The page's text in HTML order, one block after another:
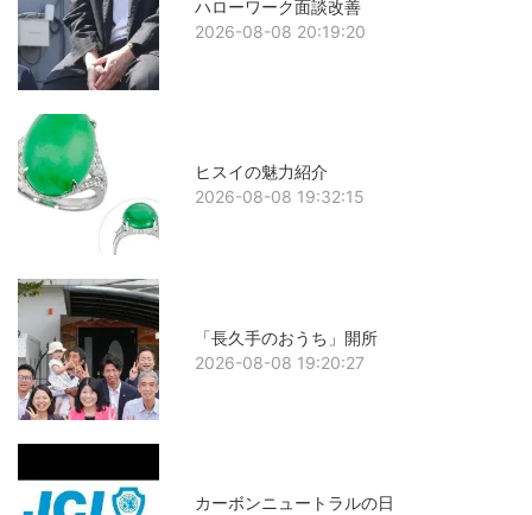
ハローワーク面談改善
2026-08-08 20:19:20
ヒスイの魅力紹介
2026-08-08 19:32:15
「長久手のおうち」開所
2026-08-08 19:20:27
カーボンニュートラルの日